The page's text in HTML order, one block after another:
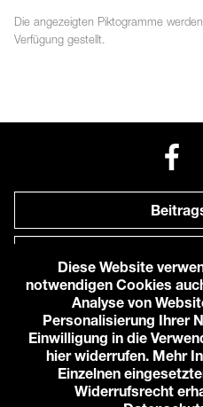
Die angezeigten Piktogramme
Verfügung gestellt.
Anfahrt
© 2026
Diese Website
notwendigen Cookies
Analyse von
Personalisierung Ihrer
Einwilligung in die
hier widerrufen. Mehr
Einzelnen
Widerrufsrecht